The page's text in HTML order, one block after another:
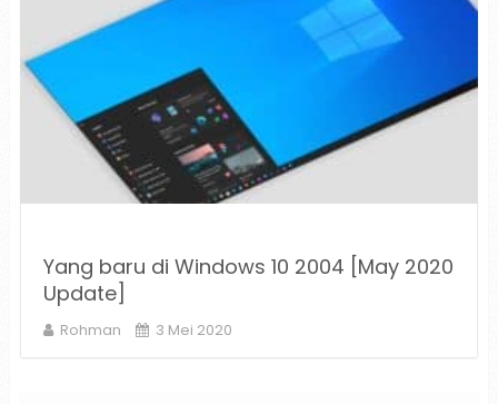
Yang baru di Windows 10 2004 [May 2020
Update]
Rohman 3 Mei 2020